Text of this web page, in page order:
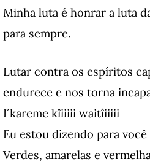
Minha luta é honrar a luta
para sempre.
Lutar contra os espíritos
endurece e nos torna
I´kareme kîiiiii waitîiiiii
Eu estou dizendo para
Verdes, amarelas e